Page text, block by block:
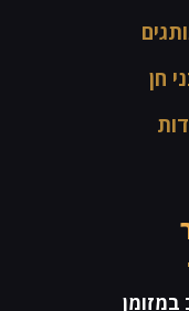
חן
במזומן